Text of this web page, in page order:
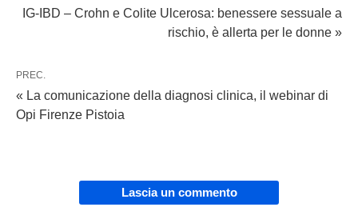
IG-IBD – Crohn e Colite Ulcerosa: benessere sessuale a
rischio, è allerta per le donne »
PREC.
« La comunicazione della diagnosi clinica, il webinar di
Opi Firenze Pistoia
Lascia un commento